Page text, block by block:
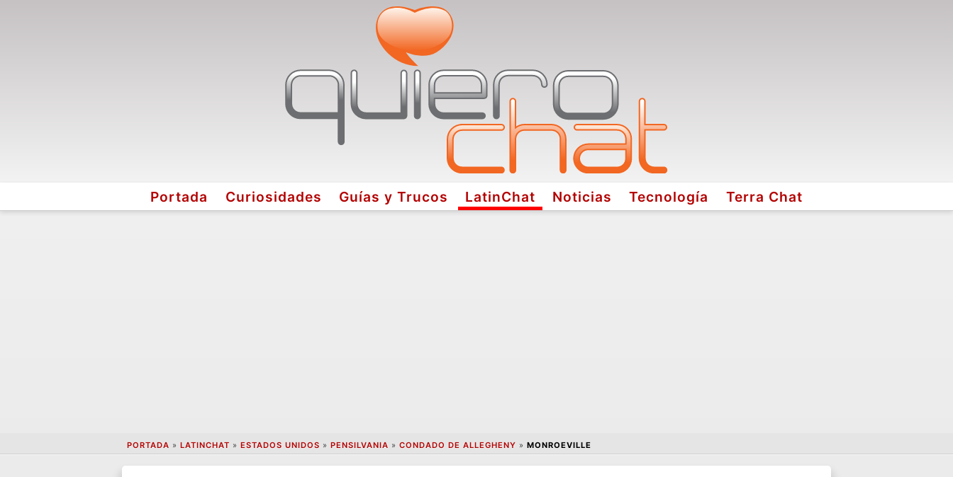
Portada Curiosidades Guías y Trucos LatinChat Noticias Tecnología Terra Chat
PORTADA » LATINCHAT » ESTADOS UNIDOS » PENSILVANIA » CONDADO DE ALLEGHENY » MONROEVILLE